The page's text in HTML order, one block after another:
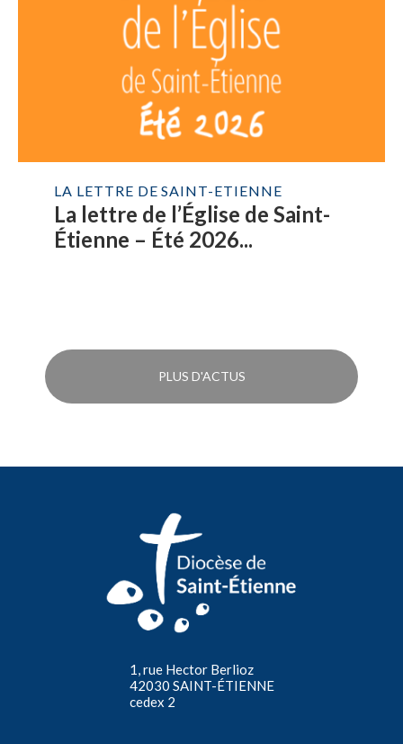
LA LETTRE DE SAINT-ETIENNE
La lettre de l’Église de Saint-
Étienne – Été 2026...
PLUS D'ACTUS
1, rue Hector Berlioz
42030 SAINT-ÉTIENNE
cedex 2